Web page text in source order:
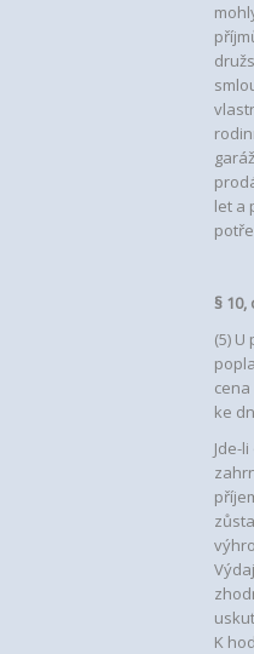
let a
§ 10,
(5)
ke
Jde-
K